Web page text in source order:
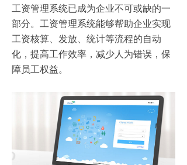
工资管理系统已成为企业不可或缺的一
部分。工资管理系统能够帮助企业实现
工资核算、发放、统计等流程的自动
化，提高工作效率，减少人为错误，保
障员工权益。